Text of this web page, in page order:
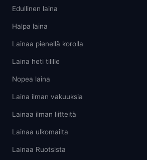
Edullinen laina
Halpa laina
Lainaa pienellä korolla
Laina heti tilille
Nopea laina
Laina ilman vakuuksia
Lainaa ilman liitteitä
Lainaa ulkomailta
Lainaa Ruotsista